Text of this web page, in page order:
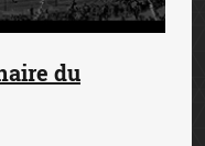
du